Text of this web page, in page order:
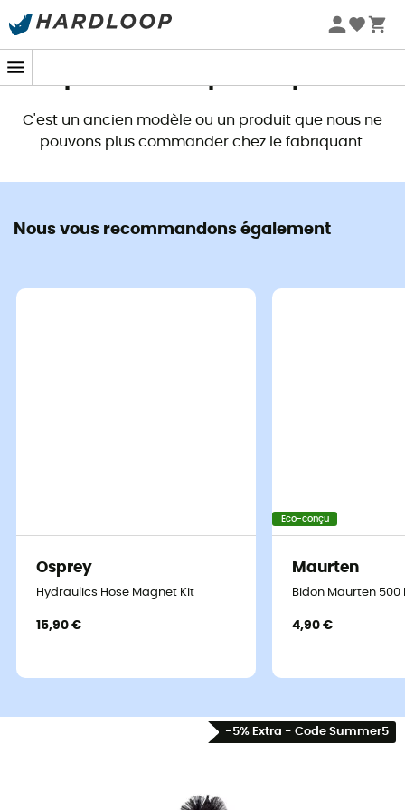
Promos d'été 🔥 -5 % EXTRA dès 2 produits* code Summer5
C'est un ancien modèle ou un produit que nous ne
pouvons plus commander chez le fabriquant.
Nous vous recommandons également
Osprey
Hydraulics Hose Magnet Kit
15,90 €
Eco-conçu
Maurten
Bidon Maurten 500
4,90 €
-5% Extra - Code Summer5